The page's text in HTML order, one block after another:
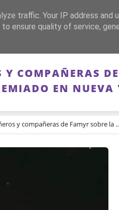
DE ESPAÑA MEMORIA
COMPAÑERAS
EN NUEVA
sobre la Guerrilla antifranquista, premiado en Nueva York.
traffic. Your IP address and
ensure quality of service,